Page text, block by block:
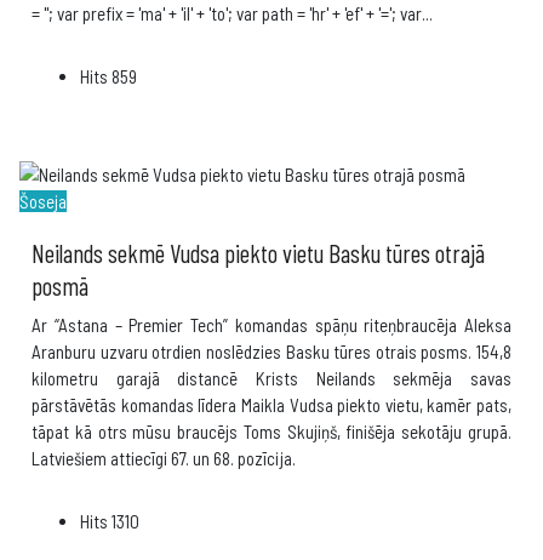
= ''; var prefix = 'ma' + 'il' + 'to'; var path = 'hr' + 'ef' + '='; var...
Hits 859
Šoseja
Neilands sekmē Vudsa piekto vietu Basku tūres otrajā
posmā
Ar “Astana – Premier Tech” komandas spāņu riteņbraucēja Aleksa
Aranburu uzvaru otrdien noslēdzies Basku tūres otrais posms. 154,8
kilometru garajā distancē Krists Neilands sekmēja savas
pārstāvētās komandas līdera Maikla Vudsa piekto vietu, kamēr pats,
tāpat kā otrs mūsu braucējs Toms Skujiņš, finišēja sekotāju grupā.
Latviešiem attiecīgi 67. un 68. pozīcija.
Hits 1310